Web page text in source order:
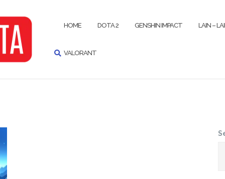
HOME DOTA 2 GENSHIN IMPACT LAIN –
VALORANT